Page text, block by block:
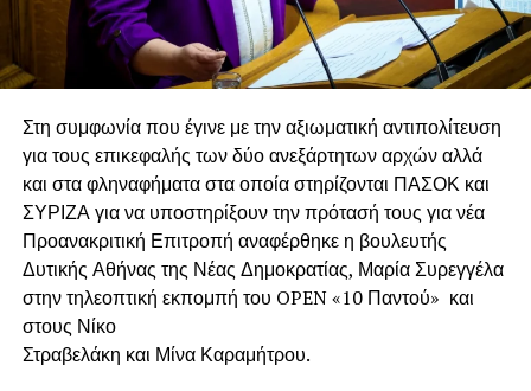
Στη συμφωνία που έγινε με την αξιωματική αντιπολίτευση
για τους επικεφαλής των δύο ανεξάρτητων αρχών αλλά
και στα φληναφήματα στα οποία στηρίζονται ΠΑΣΟΚ και
ΣΥΡΙΖΑ για να υποστηρίξουν την πρότασή τους για νέα
Προανακριτική Επιτροπή αναφέρθηκε η βουλευτής
Δυτικής Αθήνας της Νέας Δημοκρατίας, Μαρία Συρεγγέλα
στην τηλεοπτική εκπομπή του OPEN «10 Παντού» και
στους Νίκο
Στραβελάκη και Μίνα Καραμήτρου.